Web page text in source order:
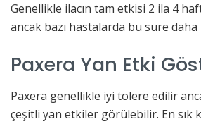
Genellikle ilacın tam etkisi 2 ila 4
ancak bazı hastalarda bu süre
Paxera Yan Etki
Paxera genellikle iyi tolere edilir
çeşitli yan etkiler görülebilir. En sık